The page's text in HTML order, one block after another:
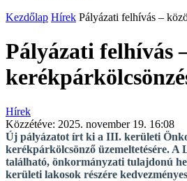
Kezdőlap Hírek Pályázati felhívás –
Pályázati felhívás
Hírek
Közzétéve: 2025. november 19. 16:08
Új pályázatot írt ki a III. kerületi
kerékpárkölcsönző üzemeltetésére. A
található, önkormányzati tulajdonú
kerületi lakosok részére